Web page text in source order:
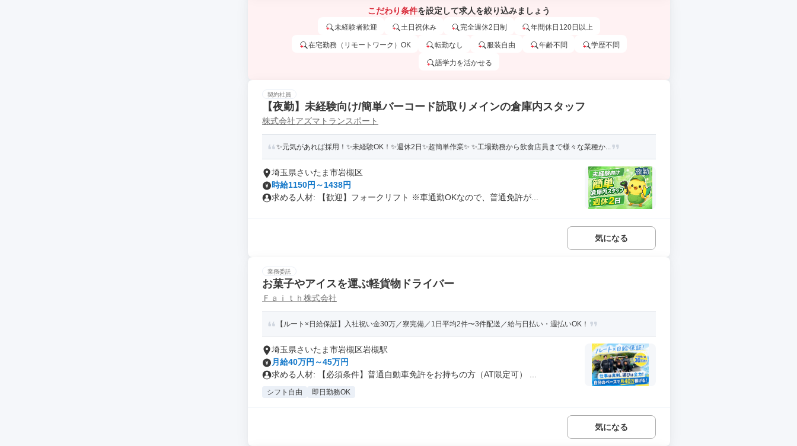
こだわり条件を設定して求人を絞り込みましょう
未経験者歓迎 土日祝休み 完全週休2日制 年間休日120日以上
在宅勤務（リモートワーク）OK 転勤なし 服装自由 年齢不問 学歴不問
語学力を活かせる
契約社員
【夜勤】未経験向け/簡単バーコード読取りメインの倉庫内スタッフ
株式会社アズマトランスポート
✨元気があれば採用！✨未経験OK！✨週休2日✨超簡単作業✨ ✨工場勤務から飲食店員まで様々な業種か...
埼玉県さいたま市岩槻区
時給1150円～1438円
求める人材: 【歓迎】フォークリフト ※車通勤OKなので、普通免許が...
気になる
業務委託
お菓子やアイスを運ぶ軽貨物ドライバー
Ｆａｉｔｈ株式会社
【ルート×日給保証】入社祝い金30万／寮完備／1日平均2件〜3件配送／給与日払い・週払いOK！
埼玉県さいたま市岩槻区岩槻駅
月給40万円～45万円
求める人材: 【必須条件】普通自動車免許をお持ちの方（AT限定可） ...
シフト自由 即日勤務OK
気になる